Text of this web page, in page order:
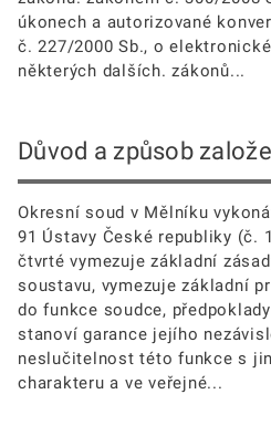
úkonech a autorizované
č. 227/2000 Sb., o
některých dalších. zákonů...
Důvod a způsob
Okresní soud v Mělníku
91 Ústavy České republiky (č.
čtvrté vymezuje základní
soustavu, vymezuje základní
do funkce soudce,
stanoví garance jejího
neslučitelnost této funkce s
charakteru a ve veřejné...